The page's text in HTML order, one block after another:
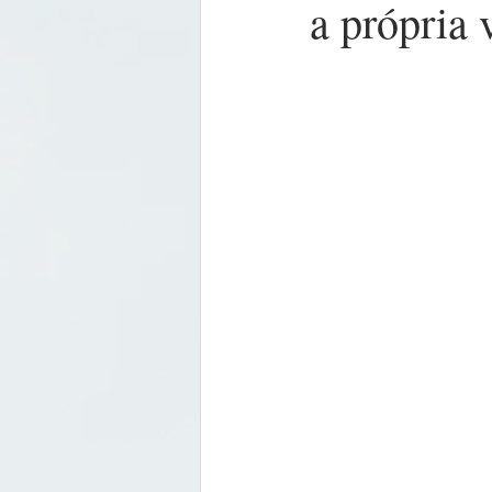
a própria